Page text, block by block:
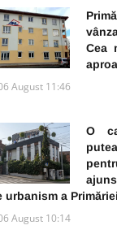
Cea
August 11:46
O
urbanism a
August 10:14